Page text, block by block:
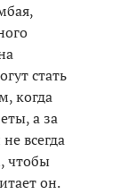
стать
когда
а за
всегда
чтобы
он.